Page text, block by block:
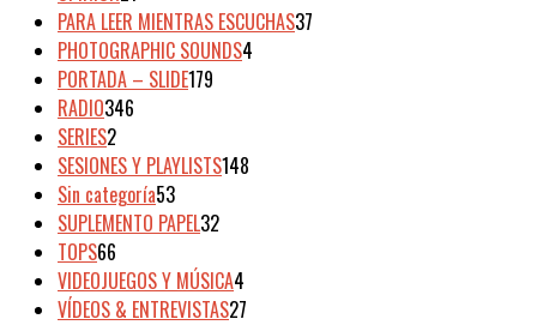
PARA LEER MIENTRAS ESCUCHAS37
PHOTOGRAPHIC SOUNDS4
PORTADA – SLIDE179
RADIO346
SERIES2
SESIONES Y PLAYLISTS148
Sin categoría53
SUPLEMENTO PAPEL32
TOPS66
VIDEOJUEGOS Y MÚSICA4
VÍDEOS & ENTREVISTAS27